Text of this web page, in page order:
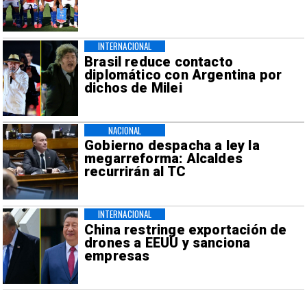
Brasil reduce contacto
diplomático con Argentina por
dichos de Milei
INTERNACIONAL
Gobierno despacha a ley la
megarreforma: Alcaldes
recurrirán al TC
NACIONAL
China restringe exportación de
drones a EEUU y sanciona
empresas
INTERNACIONAL